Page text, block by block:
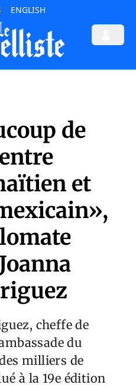
ENGLISH
de
et
cheffe de
du
milliers de
à la 19e édition